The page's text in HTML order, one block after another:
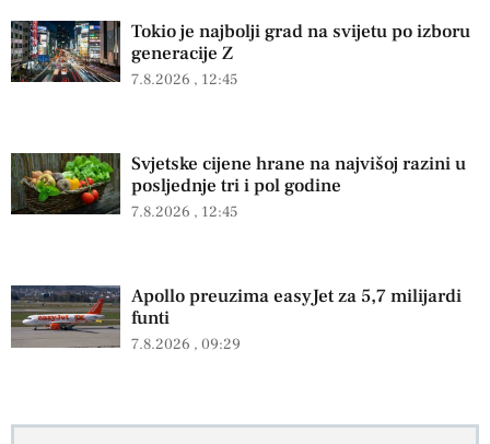
Tokio je najbolji grad na svijetu po izboru
generacije Z
7.8.2026 12:45
Svjetske cijene hrane na najvišoj razini u
posljednje tri i pol godine
7.8.2026 12:45
Apollo preuzima easyJet za 5,7 milijardi
funti
7.8.2026 09:29